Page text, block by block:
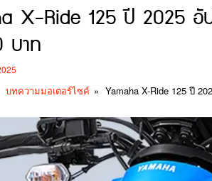
X-Ride 125 ปี 2025 อั
บาท
บทความมอเตอร์ไซค์ » Yamaha X-Ride 125 ปี